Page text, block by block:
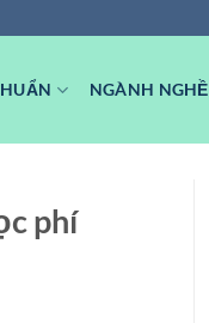
NGÀNH NGHỀ
phí